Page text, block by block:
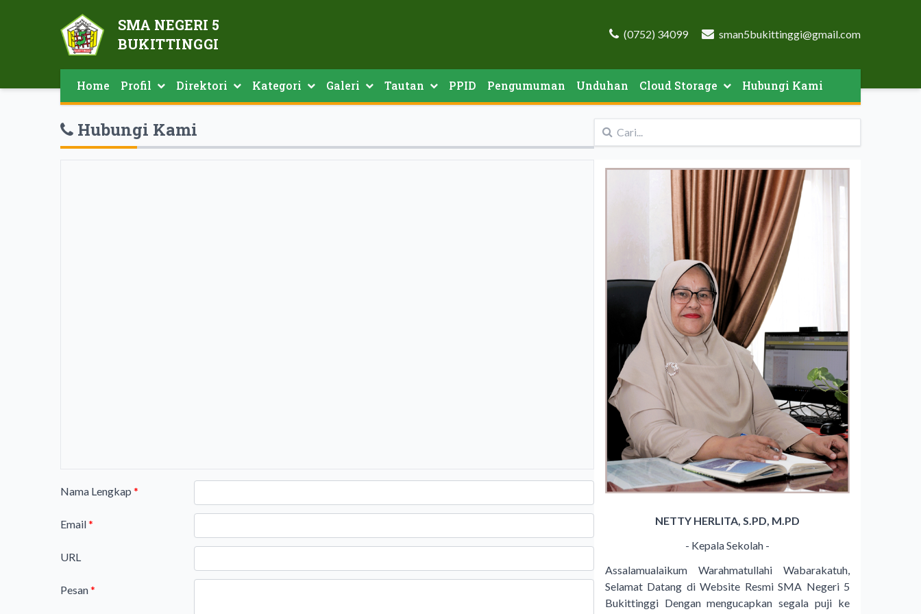
SMA NEGERI 5
BUKITTINGGI
(0752) 34099 sman5bukittinggi@gmail.com
Home Profil Direktori Kategori Galeri Tautan PPID Pengumuman Unduhan Cloud Storage Hubungi Kami
Hubungi Kami
Nama Lengkap *
Email*
URL
Pesan*
NETTY HERLITA, S.PD, M.PD
- Kepala Sekolah -
Assalamualaikum Warahmatullahi Wabarakatuh,
Selamat Datang di Website Resmi SMA Negeri 5
Bukittinggi Dengan mengucapkan segala puji ke